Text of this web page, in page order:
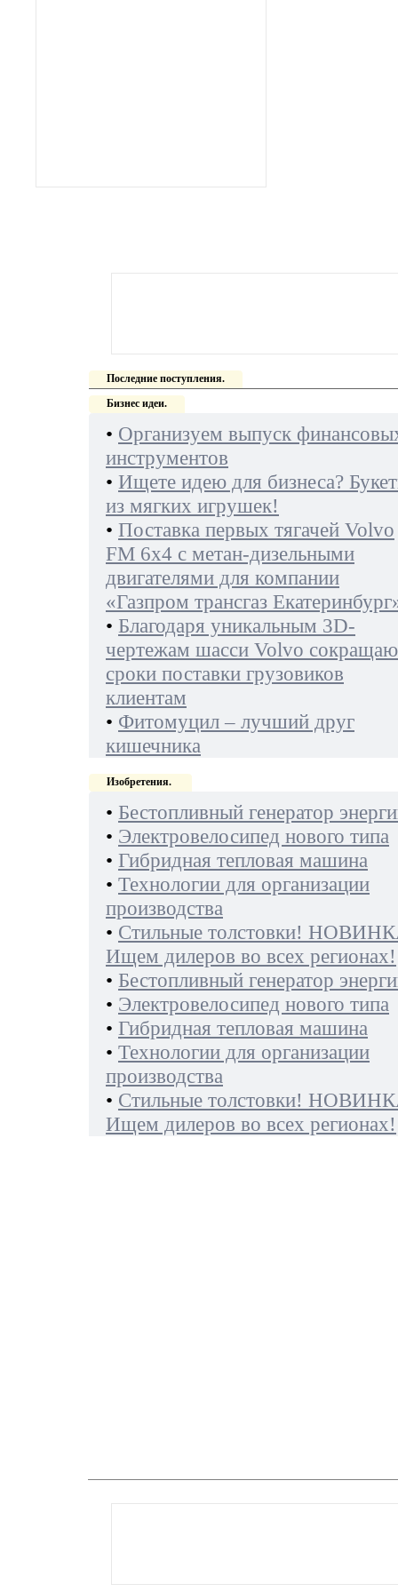
Последние поступления.
Бизнес идеи.
• Организуем выпуск
инструментов
• Ищете идею для бизнеса?
из мягких игрушек!
• Поставка первых тягачей Volvo
FM 6х4 с метан-дизельными
двигателями для компании
«Газпром трансгаз
• Благодаря уникальным 3D-
чертежам шасси Volvo
сроки поставки грузовиков
клиентам
• Фитомуцил – лучший друг
кишечника
Изобретения.
• Бестопливный генератор
• Электровелосипед нового типа
• Гибридная тепловая машина
• Технологии для организации
производства
• Стильные толстовки!
Ищем дилеров во всех регионах!
• Бестопливный генератор
• Электровелосипед нового типа
• Гибридная тепловая машина
• Технологии для организации
производства
• Стильные толстовки!
Ищем дилеров во всех регионах!